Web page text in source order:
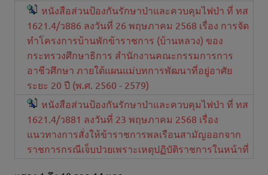
หนังสือส่วนป้องกันรักษาป่าและควบคุมไฟป่า ที่ ทส
1621.4/ว886 ลงวันที่ 26 พฤษภาคม 2568 เรื่อง การจัด
ทำโครงการบ้านพักข้าราชการ (บ้านหลวง) ของ
กระทรวงศึกษาธิการ สำนักงานคณะกรรมการการ
อาชีวศึกษา ภายใต้แผนแม่บทการพัฒนาที่อยู่อาศัย
ระยะ 20 ปี (พ.ศ. 2560 - 2579)
หนังสือส่วนป้องกันรักษาป่าและควบคุมไฟป่า ที่ ทส
1621.4/ว881 ลงวันที่ 23 พฤษภาคม 2568 เรื่อง
แนวทางการสั่งให้ข้าราชการพลเรือนสามัญออกจาก
ราชการกรณีเจ็บป่วยเพราะเหตุปฏิบัติราชการในหน้าที่